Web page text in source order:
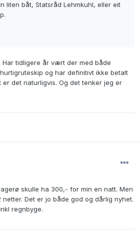
liten båt, Statsråd Lehmkuhl, eller eit
tidligere år vært der med både
og har definitivt ikke betalt
er det naturligvis. Og det tenker jeg er
skulle ha 300,- for min en natt. Men
Det er jo både god og dårlig nyhet.
regnbyge.